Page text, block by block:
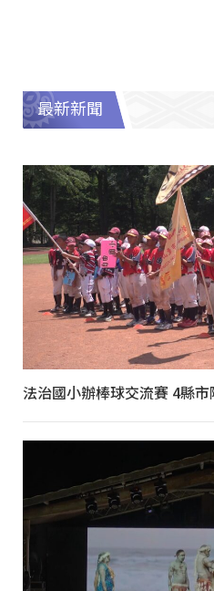
最新新聞
法治國小辦棒球交流賽 4縣